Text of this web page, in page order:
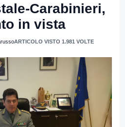
Carabinieri,
in vista
ARTICOLO VISTO 1.981 VOLTE